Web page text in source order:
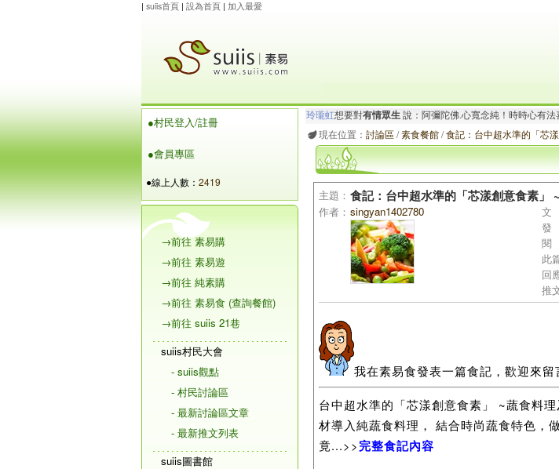
| suiis首頁| 設為首頁| 加入最愛
●村民登入/註冊
●會員專區
●線上人數： 2419
→前往 素易購
→前往 素易遊
→前往 純素購
→前往 素易食 (查詢餐館)
→前往 suiis 21巷
suiis村民大會
- suiis觀點
- 村民討論區
- 最新討論區文章
- 最新推文列表
suiis圖書館
maysnow...想要對有情眾生說：阿彌陀佛.心中有愛！茹素
玲瓏虹想要對有情眾生 說：阿彌陀佛.心寬念純！時時心有法
現在位置： 討論區/素食餐館/食記：台中超水準的「芯
主題： 食記：台中超水準的「芯漾創意食素」
作者： singyan1402780 文
發
閱
此
回
推
我在素易食發表一篇食記，歡迎來留
台中超水準的「芯漾創意食素」 ~蔬食料
材導入純蔬食料理， 結合時尚蔬食特色，
竟...>>完整食記內容